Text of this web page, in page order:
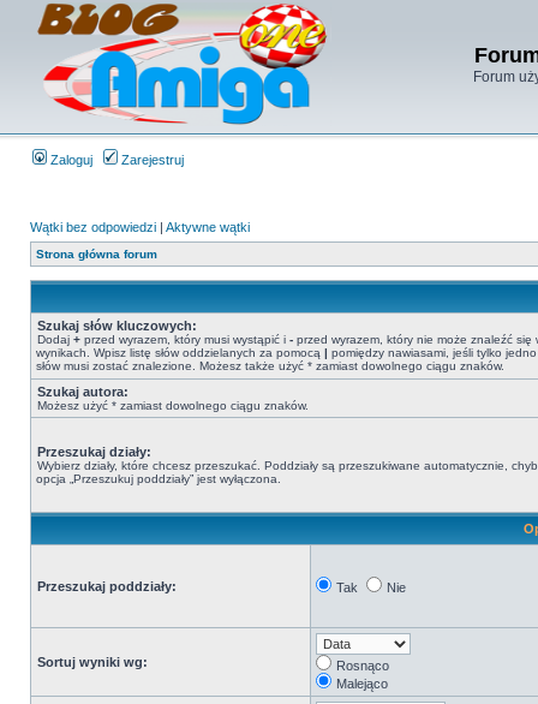
Forum
Zaloguj Zarejestruj
Wątki bez odpowiedzi | Aktywne wątki
Strona główna forum
Szukaj słów kluczowych:
Dodaj + przed wyrazem, który musi wystąpić i - przed wyrazem, który nie może znaleźć się
wynikach. Wpisz listę słów oddzielanych za pomocą | pomiędzy nawiasami, jeśli tylko
słów musi zostać znalezione. Możesz także użyć * zamiast dowolnego ciągu znaków.
Szukaj autora:
Możesz użyć * zamiast dowolnego ciągu znaków.
Przeszukaj działy:
Wybierz działy, które chcesz przeszukać. Poddziały są przeszukiwane automatycznie,
opcja „Przeszukuj poddziały” jest wyłączona.
Przeszukaj poddziały: Tak Nie
Sortuj wyniki wg:
Rosnąco
Malejąco